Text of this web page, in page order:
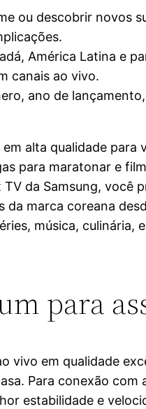
ou descobrir novos
América Latina e
canais ao vivo.
ano de
alta qualidade
para maratonar e
da Samsung, você
marca coreana
música,
para
em qualidade
Para conexão
estabilidade e